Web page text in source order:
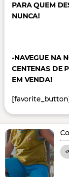
PARA QUEM
NUNCA!
-NAVEGUE NA
CENTENAS DE
EM VENDA!